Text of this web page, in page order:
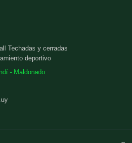
Techadas y cerradas
deportivo
- Maldonado